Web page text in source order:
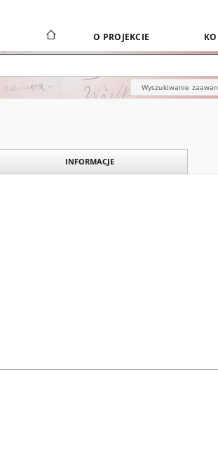
O PROJEKCIE
Wyszukiwanie
INFORMACJE